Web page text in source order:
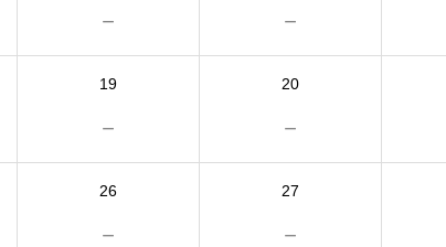
－ －
19
－
20
－
26
－
27
－